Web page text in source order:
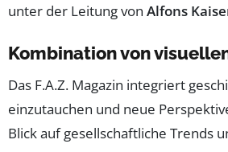
unter der Leitung von Alfons
Kombination von
Das F.A.Z. Magazin integriert
einzutauchen und neue
Blick auf gesellschaftliche Trends